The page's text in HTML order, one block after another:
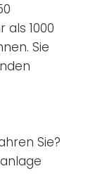
1000
Sie
Sie?